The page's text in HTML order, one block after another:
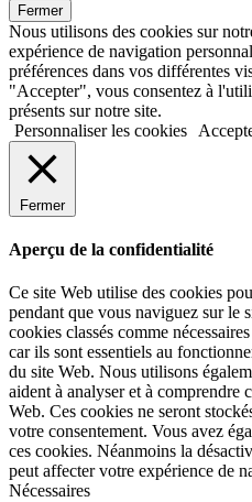
Fermer
Nous utilisons des cookies sur
expérience de navigation
préférences dans vos différentes
"Accepter", vous consentez à
présents sur notre site.
Personnaliser les cookies
Fermer
Aperçu de la confidentialité
Ce site Web utilise des cookies
pendant que vous naviguez sur le
cookies classés comme
car ils sont essentiels au
du site Web. Nous utilisons
aident à analyser et à comprendre
Web. Ces cookies ne seront
votre consentement. Vous avez
ces cookies. Néanmoins la
peut affecter votre expérience de
Nécessaires